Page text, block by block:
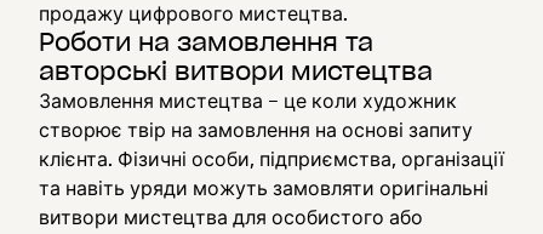
продажу цифрового мистецтва.
Роботи на замовлення та
авторські витвори мистецтва
Замовлення мистецтва – це коли художник
створює твір на замовлення на основі запиту
клієнта. Фізичні особи, підприємства, організації
та навіть уряди можуть замовляти оригінальні
витвори мистецтва для особистого або